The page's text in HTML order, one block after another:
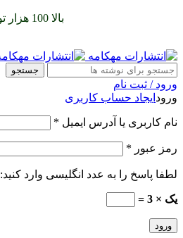
بالا 100 هزار تومان
جستجو
ورود / ثبت نام
ورود ایجاد حساب کاربری
نام کاربری یا آدرس ایمیل *
رمز عبور *
لطفا پاسخ را به عدد انگلیسی وارد کنید:
یک × 3 =
ورود